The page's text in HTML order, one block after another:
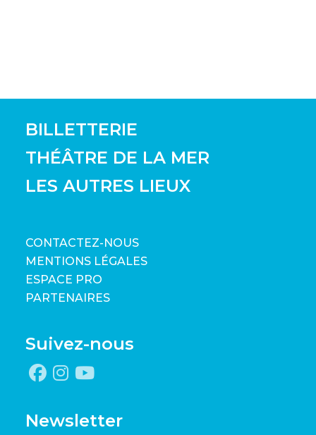
BILLETTERIE
THÉÂTRE DE LA MER
LES AUTRES LIEUX
CONTACTEZ-NOUS
MENTIONS LÉGALES
ESPACE PRO
PARTENAIRES
Suivez-nous
Newsletter